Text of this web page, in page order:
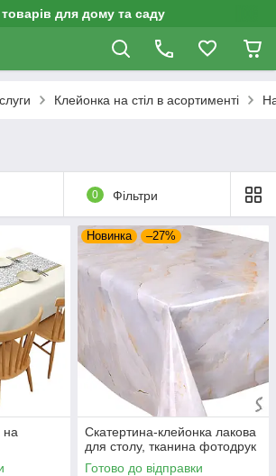
товарів для дому та саду
Клейонка на стіл в асортименті
0 Фільтри
на
Новинка –27%
Скатертина-клейонка лакова
для столу, тканина фотодрук
Готово до відправки